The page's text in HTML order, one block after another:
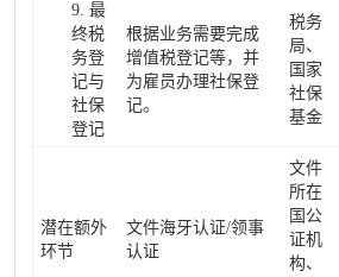
9. 最
终税
务登
记与
社保
登记
根据业务需要完成
增值税登记等，并
为雇员办理社保登
记。
税务
局、
国家
社保
基金
潜在额外
环节
文件海牙认证/领事
认证
文件
所在
国公
证机
构、